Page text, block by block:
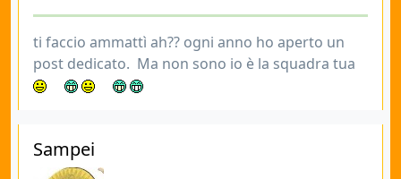
ti faccio ammattì ah?? ogni anno ho aperto un
post dedicato. Ma non sono io è la squadra tua
Sampei